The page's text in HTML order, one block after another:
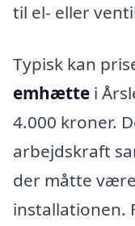
til el- eller
Typisk kan
emhætte i
4.000 kroner.
arbejdskraft
der måtte
installationen.